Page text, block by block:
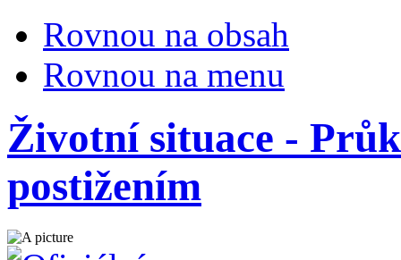
Rovnou na obsah
Rovnou na menu
Životní situace -
postižením